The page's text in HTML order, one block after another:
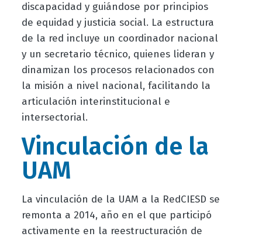
discapacidad y guiándose por principios
de equidad y justicia social. La estructura
de la red incluye un coordinador nacional
y un secretario técnico, quienes lideran y
dinamizan los procesos relacionados con
la misión a nivel nacional, facilitando la
articulación interinstitucional e
intersectorial.
Vinculación de la
UAM
La vinculación de la UAM a la RedCIESD se
remonta a 2014, año en el que participó
activamente en la reestructuración de